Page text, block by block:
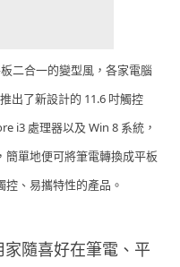
二合一的變型風，各家電腦
出了新設計的 11.6 吋觸控
i3 處理器以及 Win 8 系統，
單地便可將筆電轉換成平板
、易攜特性的產品。
隨喜好在筆電、平